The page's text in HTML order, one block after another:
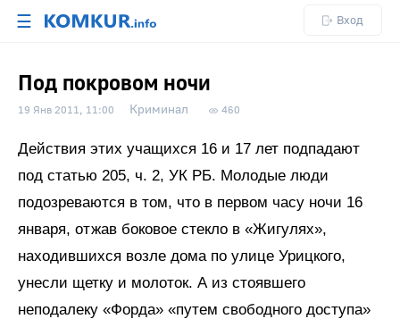
☰ Вход
Под покровом ночи
19 Янв 2011, 11:00 Криминал 460
Действия этих учащихся 16 и 17 лет подпадают
под статью 205, ч. 2, УК РБ. Молодые люди
подозреваются в том, что в первом часу ночи 16
января, отжав боковое стекло в «Жигулях»,
находившихся возле дома по улице Урицкого,
унесли щетку и молоток. А из стоявшего
неподалеку «Форда» «путем свободного доступа»